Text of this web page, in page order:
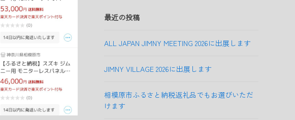
最近の投稿
ALL JAPAN JIMNY MEETING 2026に出展します
JIMNY VILLAGE 2026に出展します
相模原市ふるさと納税返礼品でもお選びいただ
けます